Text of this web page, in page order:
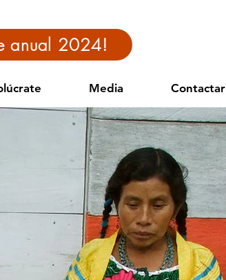
anual 2024!
Media Contactar